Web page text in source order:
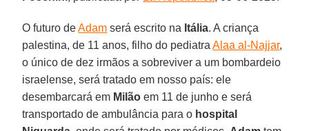
O futuro deAdam será escrito na Itália. A criança
palestina, de 11 anos, filho do pediatraAlaa al-Najjar,
o único de dez irmãos a sobreviver a um bombardeio
israelense, será tratado em nosso país: ele
desembarcará em Milão em 11 de junho e será
transportado de ambulância para o hospital